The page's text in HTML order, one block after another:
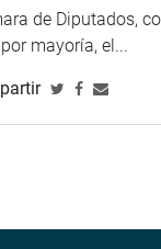
de Diputados,
mayoría, el...